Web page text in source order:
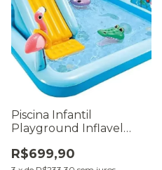
Piscina Infantil
Playground Inflavel
R$699,90